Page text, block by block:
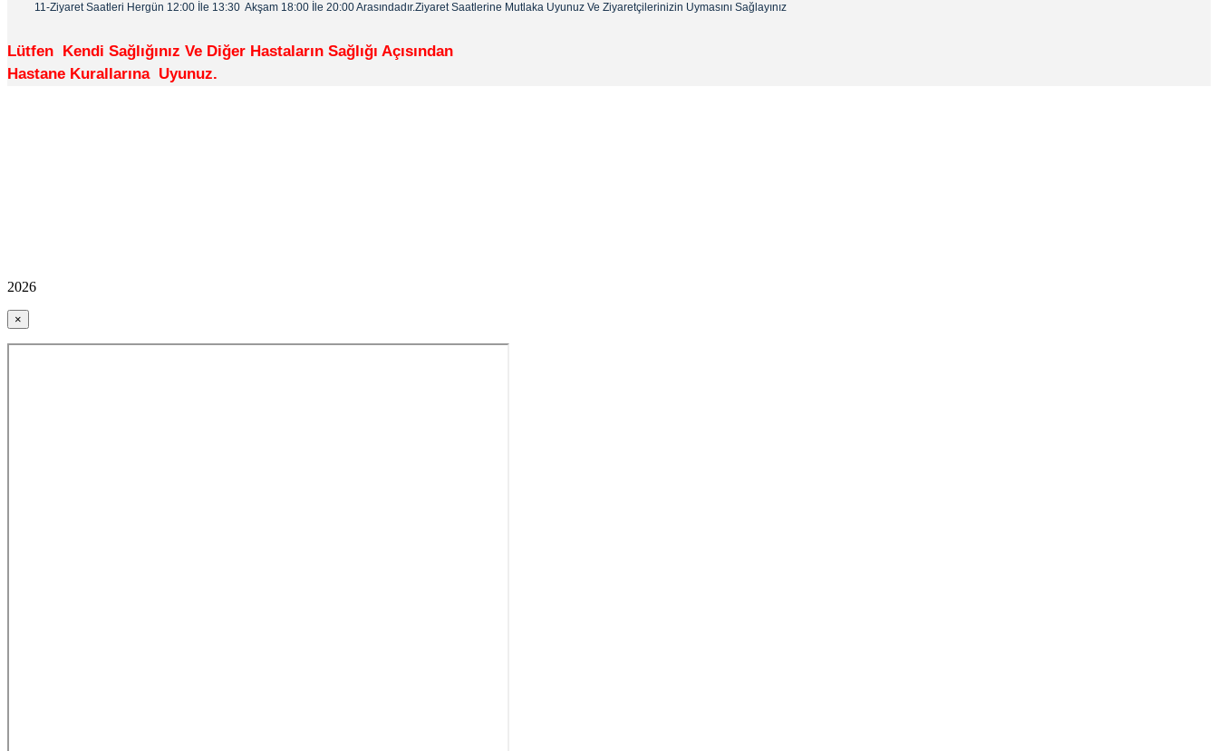
11-Ziyaret Saatleri Hergün 12:00 İle 13:30 Akşam 18:00 İle 20:00 Arasındadır.Ziyaret Saatlerine Mutlaka Uyunuz Ve Ziyaretçilerinizin Uymasını Sağlayınız
Lütfen Kendi Sağlığınız Ve Diğer Hastaların Sağlığı Açısından
Hastane Kurallarına Uyunuz.
2026
×